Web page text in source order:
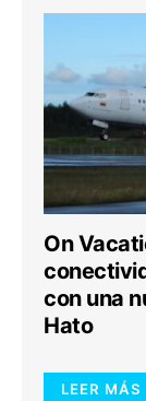
On
con una
Hato
LEER MÁS